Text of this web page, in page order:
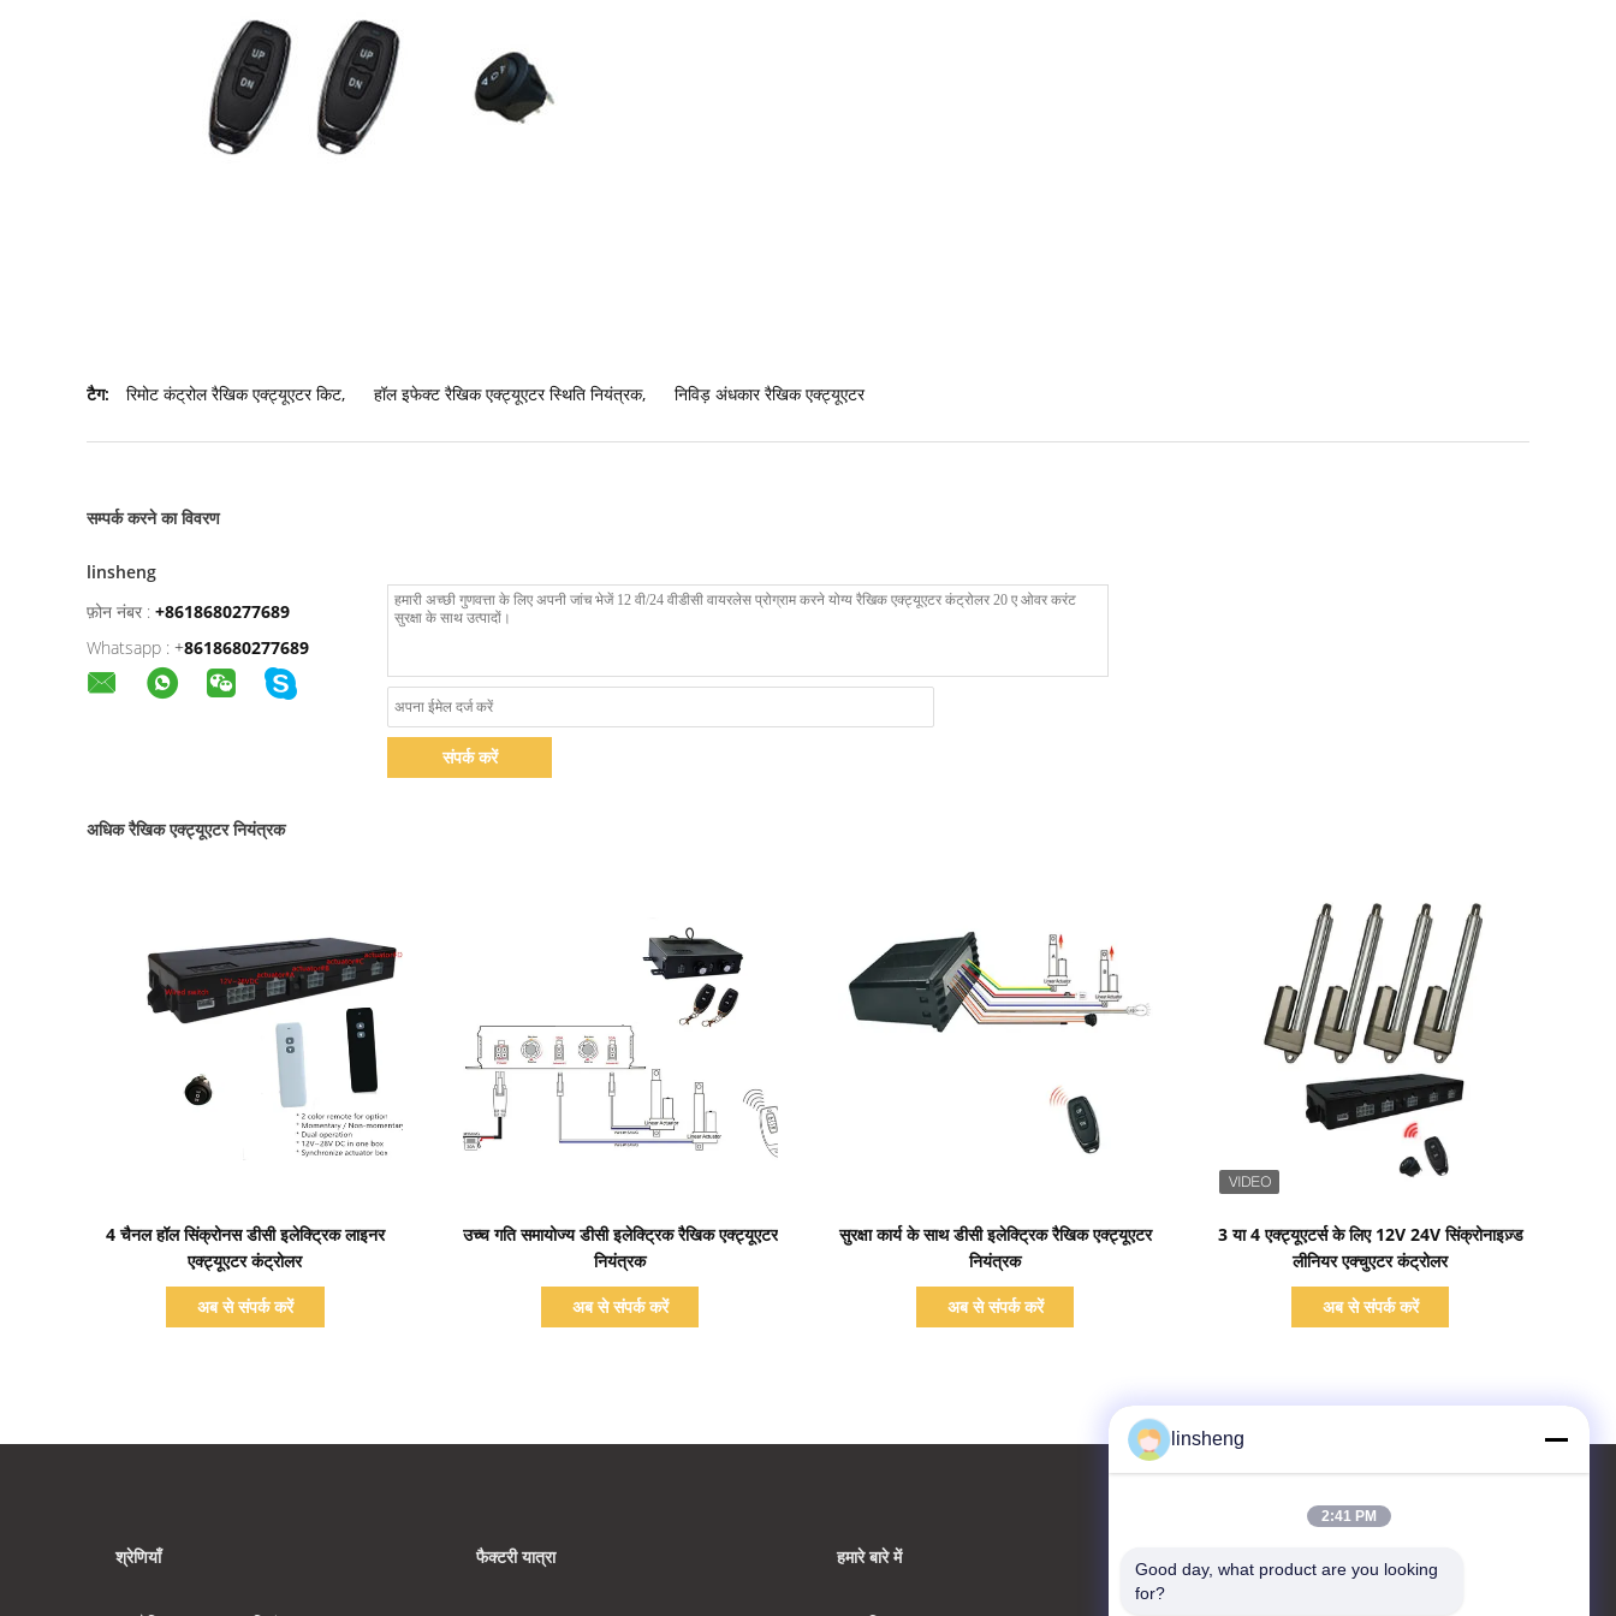
टैग: रिमोट कंट्रोल रैखिक एक्ट्यूएटर किट, हॉल इफेक्ट रैखिक एक्ट्यूएटर स्थिति नियंत्रक, निविड़ अंधकार रैखिक एक्ट्यूएटर
सम्पर्क करने का विवरण
linsheng
फ़ोन नंबर : +8618680277689
Whatsapp : +8618680277689
संपर्क करें
अधिक रैखिक एक्ट्यूएटर नियंत्रक
प्रदर्शन का विवरण
4 चैनल हॉल सिंक्रोनस डीसी इलेक्ट्रिक लाइनर
एक्ट्यूएटर कंट्रोलर
अब से संपर्क करें
प्रदर्शन का विवरण
उच्च गति समायोज्य डीसी इलेक्ट्रिक रैखिक एक्ट्यूएटर
नियंत्रक
अब से संपर्क करें
प्रदर्शन का विवरण
सुरक्षा कार्य के साथ डीसी इलेक्ट्रिक रैखिक एक्ट्यूएटर
नियंत्रक
अब से संपर्क करें
प्रदर्शन का विवरण
3 या 4 एक्ट्यूएटर्स के लिए 12V 24V सिंक्रोनाइज़्ड
लीनियर एक्चुएटर कंट्रोलर
अब से संपर्क करें
श्रेणियाँ फैक्टरी यात्रा हमारे बारे में
linsheng
2:41 PM
Good day, what product are you looking
for?